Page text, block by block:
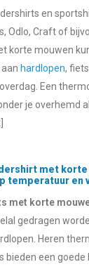
en
Odlo, Craft of
korte mouwen
hardlopen,
Een
je overhemd
met
temperatuur en
met korte
gedragen
Heren
bieden een